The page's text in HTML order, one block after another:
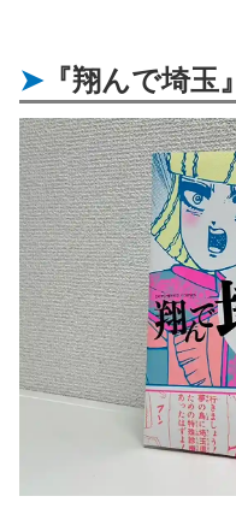
『翔んで埼玉